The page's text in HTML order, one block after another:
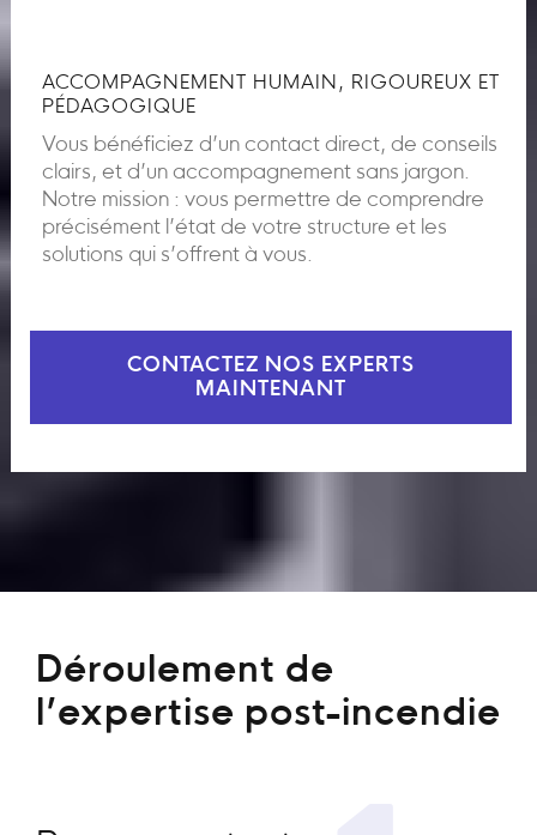
ACCOMPAGNEMENT HUMAIN, RIGOUREUX ET
PÉDAGOGIQUE
Vous bénéficiez d’un contact direct, de conseils
clairs, et d’un accompagnement sans jargon.
Notre mission : vous permettre de comprendre
précisément l’état de votre structure et les
solutions qui s’offrent à vous.
CONTACTEZ NOS EXPERTS
MAINTENANT
Déroulement de
l’expertise post-incendie